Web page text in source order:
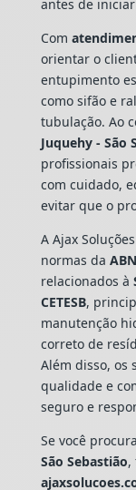
antes de
Com
orientar o
entupimento
como sifão e
tubulação. Ao
Juquehy - São
profissionais
com cuidado,
evitar que o
A Ajax
normas da
relacionados à
CETESB,
manutenção
correto de
Além disso, os
qualidade e
seguro e
Se você
São Sebastião,